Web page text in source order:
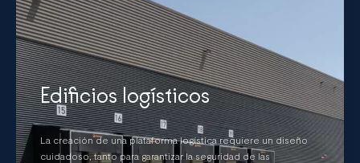
Edificios logísticos
La creación de una plataforma logística requiere un diseño
cuidadoso, tanto para garantizar la seguridad de las